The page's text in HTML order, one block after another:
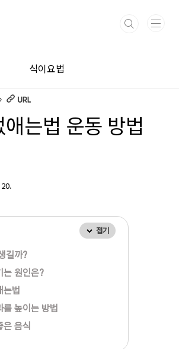
식이요법
는법 운동 방법
접기
길까?
는 원인은?
는법
를 높이는 방법
은 음식